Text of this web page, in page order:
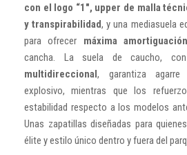
con el logo “1", upper de malla
y transpirabilidad, y una mediasuela
para ofrecer máxima
cancha. La suela de caucho,
multidireccional, garantiza
explosivo, mientras que los
estabilidad respecto a los modelos
Unas zapatillas diseñadas para
élite y estilo único dentro y fuera del